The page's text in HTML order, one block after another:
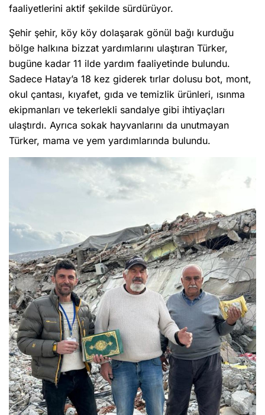
faaliyetlerini aktif şekilde sürdürüyor.
Şehir şehir, köy köy dolaşarak gönül bağı kurduğu
bölge halkına bizzat yardımlarını ulaştıran Türker,
bugüne kadar 11 ilde yardım faaliyetinde bulundu.
Sadece Hatay’a 18 kez giderek tırlar dolusu bot, mont,
okul çantası, kıyafet, gıda ve temizlik ürünleri, ısınma
ekipmanları ve tekerlekli sandalye gibi ihtiyaçları
ulaştırdı. Ayrıca sokak hayvanlarını da unutmayan
Türker, mama ve yem yardımlarında bulundu.